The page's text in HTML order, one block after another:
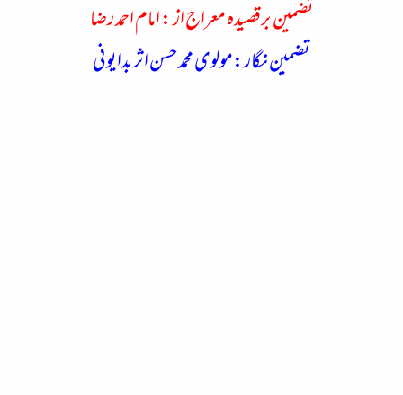
تضمین برقصیدہ معراج از : امام احمد رضا
تضمین نگار:مولوی محمد حسن اثر بدایونی